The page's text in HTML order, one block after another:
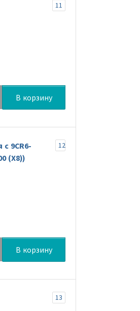
11
В корзину
9CR6-
(X8))
12
В корзину
13